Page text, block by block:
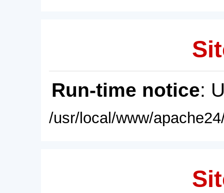
Run-time notice:
/usr/local/www/